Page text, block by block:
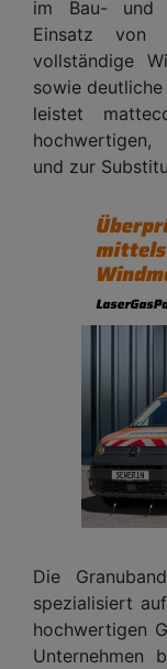
im Bau- und
Einsatz von
vollständige
sowie deutliche
leistet
und zur
Die
spezialisiert
hochwertigen
Unternehmen